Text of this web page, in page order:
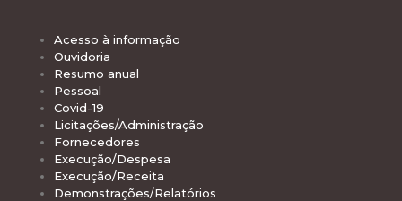
Acesso à informação
Ouvidoria
Resumo anual
Pessoal
Covid-19
Licitações/Administração
Fornecedores
Execução/Despesa
Execução/Receita
Demonstrações/Relatórios